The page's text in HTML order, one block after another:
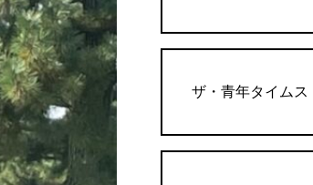
ザ・青年タイムス